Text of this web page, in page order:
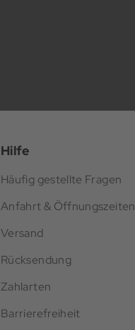
Hilfe
Häufig gestellte Fragen
Anfahrt & Öffnungszeiten
Versand
Rücksendung
Zahlarten
Barrierefreiheit